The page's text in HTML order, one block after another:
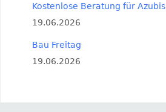
Kostenlose Beratung für Azubis
19.06.2026
Bau Freitag
19.06.2026